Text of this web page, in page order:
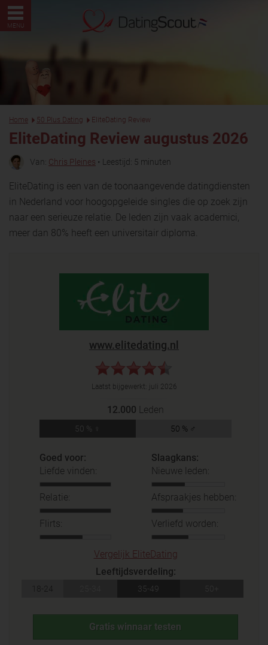
MENU
Home 50 Plus Dating EliteDating Review
EliteDating Review augustus 2026
Van: Chris Pleines • Leestijd: 5 minuten
EliteDating is een van de toonaangevende datingdiensten
in Nederland voor hoogopgeleide singles die op zoek zijn
naar een serieuze relatie. De leden zijn vaak academici,
meer dan 80% heeft een universitair diploma.
www.elitedating.nl
Laatst bijgewerkt: juli 2026
12.000 Leden
50 % ♀ 50 % ♂
Goed voor:
Liefde vinden:
Relatie:
Flirts:
Slaagkans:
Nieuwe leden:
Afspraakjes hebben:
Verliefd worden:
Vergelijk EliteDating
Leeftijdsverdeling:
18-24 35-49
Gratis winnaar testen